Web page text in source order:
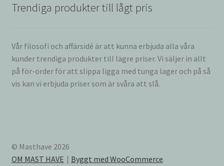
Trendiga produkter till lågt pris
Vår filosofi och affärsidé är att kunna erbjuda alla våra
kunder trendiga produkter till lägre priser. Vi säljer in allt
på för-order för att slippa ligga med tunga lager och på så
vis kan vi erbjuda priser som är svåra att slå.
© Masthave 2026
OM MAST HAVE
Byggt med WooCommerce.